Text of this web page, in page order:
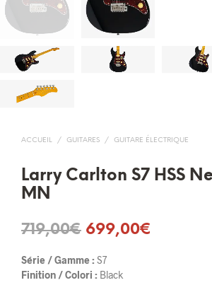
ACCUEIL / GUITARES / GUITARE ÉLECTRIQUE
Larry Carlton S7 HSS
MN
719,00€ Le
prix
initial
699,00€
Série / Gamme : S7
Finition / Colori : Black